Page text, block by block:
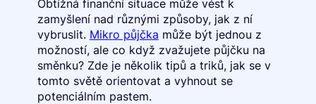
Obtížná finanční situace může vést k
zamyšlení nad různými způsoby, jak z ní
vybruslit. Mikro půjčka může být jednou z
možností, ale co když zvažujete půjčku na
směnku? Zde je několik tipů a triků, jak se v
tomto světě orientovat a vyhnout se
potenciálním pastem.